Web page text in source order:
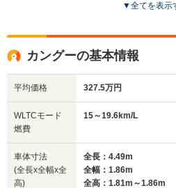
サイズ
(全長x全幅x全高)
全高
1.81m
全幅
1.86m
▼全てを表示
カングーの基本情報
平均価格 327.5万円
WLTCモード
燃費
15～19.6km/L
車体寸法
(全長x全幅x全
高)
全長：4.49m
全幅：1.86m
全高：1.81m～1.86m